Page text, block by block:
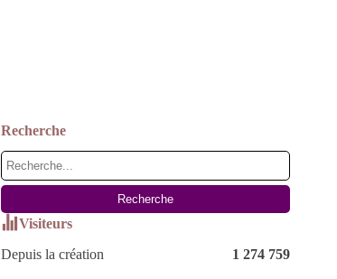
Recherche
Visiteurs
Depuis la création
1 274 759